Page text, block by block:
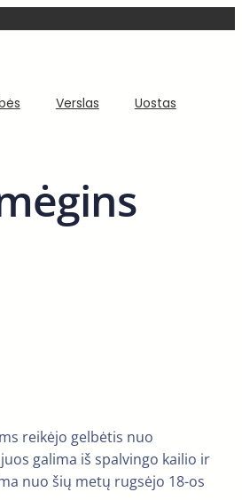
Verslas Uostas
reikėjo gelbėtis nuo
galima iš spalvingo kailio ir
nuo šių metų rugsėjo 18-os